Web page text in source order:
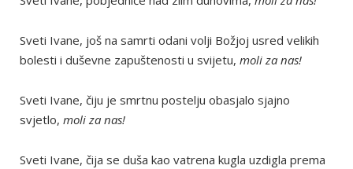
Sveti Ivane, još na samrti odani volji Božjoj usred velikih
bolesti i duševne zapuštenosti u svijetu, moli za nas!
Sveti Ivane, čiju je smrtnu postelju obasjalo sjajno
svjetlo, moli za nas!
Sveti Ivane, čija se duša kao vatrena kugla uzdigla prema